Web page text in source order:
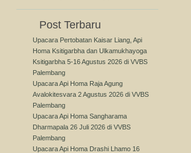
Post Terbaru
Upacara Pertobatan Kaisar Liang, Api
Homa Ksitigarbha dan Ulkamukhayoga
Ksitigarbha 5-16 Agustus 2026 di VVBS
Palembang
Upacara Api Homa Raja Agung
Avalokitesvara 2 Agustus 2026 di VVBS
Palembang
Upacara Api Homa Sangharama
Dharmapala 26 Juli 2026 di VVBS
Palembang
Upacara Api Homa Drashi Lhamo 16